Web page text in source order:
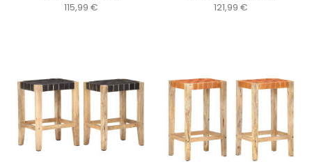
115,99 € 121,99 €